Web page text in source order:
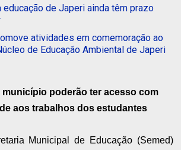
educação de Japeri ainda têm prazo
atividades em comemoração ao
de Educação Ambiental de Japeri
município poderão ter acesso com
aos trabalhos dos estudantes
Municipal de Educação (Semed)